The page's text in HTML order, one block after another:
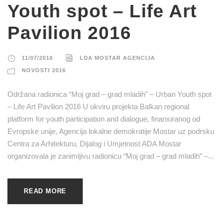
Youth spot – Life Art
Pavilion 2016
11/07/2016 LDA MOSTAR AGENCIJA
NOVOSTI 2016
Održana radionica “Moj grad – grad mladih” – Urban Youth spot
– Life Art Pavilion 2016 U okviru projekta Balkan regional
platform for youth participation and dialogue, finansiranog od
Evropske unije, Agencija lokalne demokratije Mostar uz podrsku
Centra za Arhitekturu, Dijalog i Umjetnost ADA Mostar
organizovala je zanimljivu radionicu “Moj grad – grad mladih” –...
READ MORE